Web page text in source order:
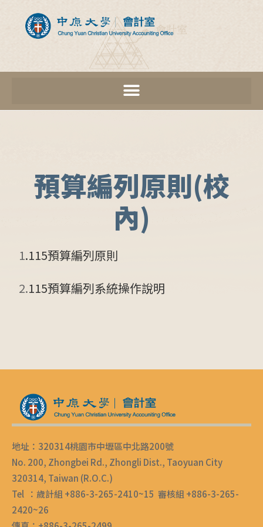
預算編列原則(校
內)
1.115預算編列原則
2.115預算編列系統操作說明
地址：320314桃園市中壢區中北路200號
No. 200, Zhongbei Rd., Zhongli Dist., Taoyuan City
320314, Taiwan (R.O.C.)
Tel ：歲計組 +886-3-265-2410~15 審核組 +886-3-265-
2420~26